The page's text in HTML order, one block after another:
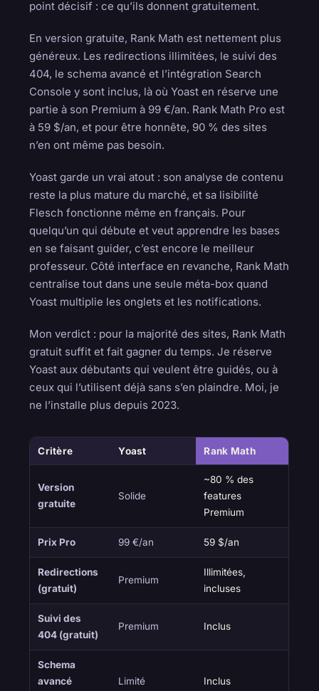
point décisif : ce qu’ils donnent gratuitement.
En version gratuite, Rank Math est nettement plus
généreux. Les redirections illimitées, le suivi des
404, le schema avancé et l’intégration Search
Console y sont inclus, là où Yoast en réserve une
partie à son Premium à 99 €/an. Rank Math Pro est
à 59 $/an, et pour être honnête, 90 % des sites
n’en ont même pas besoin.
Yoast garde un vrai atout : son analyse de contenu
reste la plus mature du marché, et sa lisibilité
Flesch fonctionne même en français. Pour
quelqu’un qui débute et veut apprendre les bases
en se faisant guider, c’est encore le meilleur
professeur. Côté interface en revanche, Rank Math
centralise tout dans une seule méta-box quand
Yoast multiplie les onglets et les notifications.
Mon verdict : pour la majorité des sites, Rank Math
gratuit suffit et fait gagner du temps. Je réserve
Yoast aux débutants qui veulent être guidés, ou à
ceux qui l’utilisent déjà sans s’en plaindre. Moi, je
ne l’installe plus depuis 2023.
Critère Yoast Rank Math
Version
gratuite
Solide
~80 % des
features
Premium
Prix Pro 99 €/an 59 $/an
Redirections
(gratuit)
Premium
Illimitées,
incluses
Suivi des
404 (gratuit)
Premium Inclus
Schema
avancé
Limité Inclus